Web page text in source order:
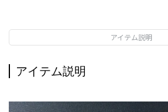
アイテム説明
アイテム説明